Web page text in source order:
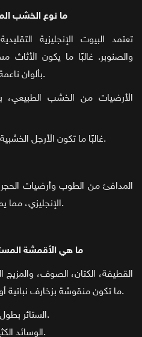
ما نوع الخشب
تعتمد البيوت الإنجليزية
والصنوبر. غالبًا ما يكون الأثاث
بألوان ناعمة أو محافظًا على مظهره الطبيعي.
الأرضيات من الخشب الطبيعي،
غالبًا ما تكون الأرجل الخشبية للأثاث منقوشة بتفاصيل دقيقة.
المدافئ من الطوب وأرضيات
الإنجليزي، مما يمنح المكان إحساسًا دافئًا ومتجذرًا.
ما هي الأقمشة
القطيفة، الكتان، الصوف، والمزيج
ما تكون منقوشة بزخارف نباتية أو تراثية مثل الداماسك والمربعات.
● الستائر بطول كامل تضيف نعومة للنوافذ.
● الوسائد الكثيرة تضيف دفئًا وعمقًا بصريًا.